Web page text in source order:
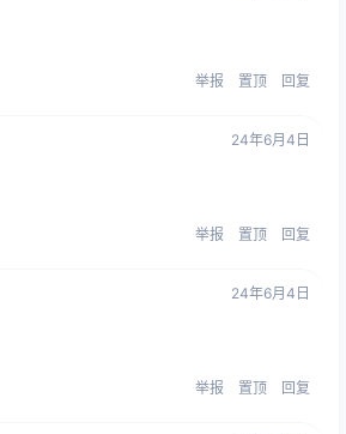
举报 置顶 回复
24年6月4日
举报 置顶 回复
24年6月4日
举报 置顶 回复